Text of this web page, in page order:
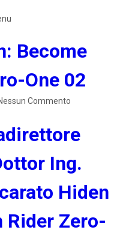
Become
One 02
Commento
Ing.
Hiden
Rider Zero-